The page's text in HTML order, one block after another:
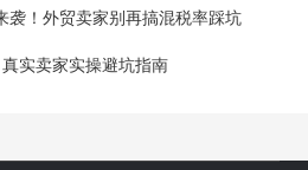
袭！外贸卖家别再搞混税率踩坑
实卖家实操避坑指南